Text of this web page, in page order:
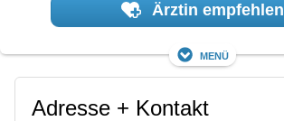
Ärztin empfehlen
Menü
Adresse + Kontakt